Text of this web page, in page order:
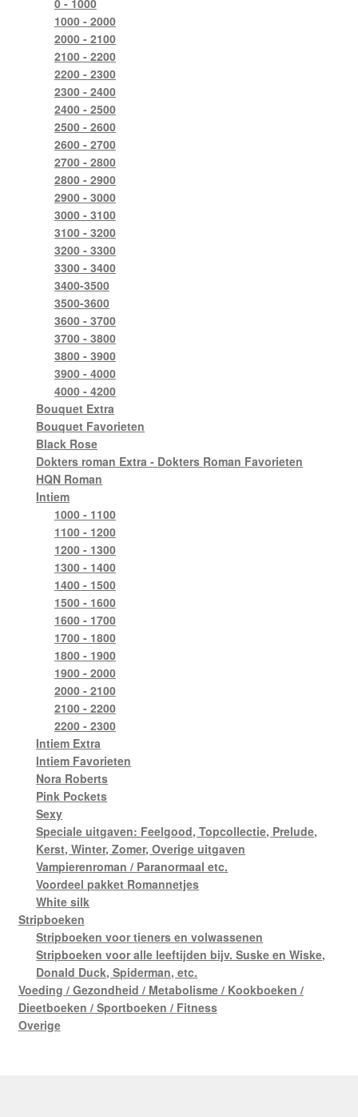
0 - 1000
1000 - 2000
2000 - 2100
2100 - 2200
2200 - 2300
2300 - 2400
2400 - 2500
2500 - 2600
2600 - 2700
2700 - 2800
2800 - 2900
2900 - 3000
3000 - 3100
3100 - 3200
3200 - 3300
3300 - 3400
3400-3500
3500-3600
3600 - 3700
3700 - 3800
3800 - 3900
3900 - 4000
4000 - 4200
Bouquet Extra
Bouquet Favorieten
Black Rose
Dokters roman Extra - Dokters Roman Favorieten
HQN Roman
Intiem
1000 - 1100
1100 - 1200
1200 - 1300
1300 - 1400
1400 - 1500
1500 - 1600
1600 - 1700
1700 - 1800
1800 - 1900
1900 - 2000
2000 - 2100
2100 - 2200
2200 - 2300
Intiem Extra
Intiem Favorieten
Nora Roberts
Pink Pockets
Sexy
Speciale uitgaven: Feelgood, Topcollectie, Prelude,
Kerst, Winter, Zomer, Overige uitgaven
Vampierenroman / Paranormaal etc.
Voordeel pakket Romannetjes
White silk
Stripboeken
Stripboeken voor tieners en volwassenen
Stripboeken voor alle leeftijden bijv. Suske en Wiske,
Donald Duck, Spiderman, etc.
Voeding / Gezondheid / Metabolisme / Kookboeken /
Dieetboeken / Sportboeken / Fitness
Overige